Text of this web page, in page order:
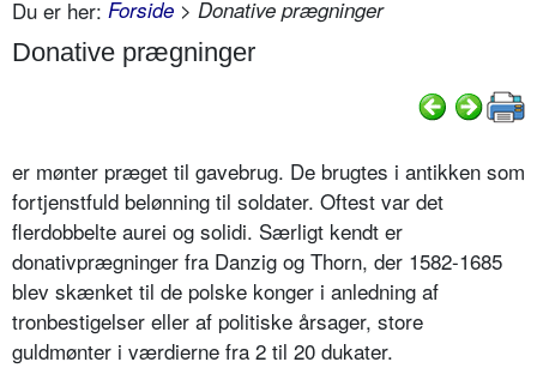
Du er her: Forside > Donative prægninger
Donative prægninger
er mønter præget til gavebrug. De brugtes i antikken som
fortjenstfuld belønning til soldater. Oftest var det
flerdobbelte aurei og solidi. Særligt kendt er
donativprægninger fra Danzig og Thorn, der 1582-1685
blev skænket til de polske konger i anledning af
tronbestigelser eller af politiske årsager, store
guldmønter i værdierne fra 2 til 20 dukater.